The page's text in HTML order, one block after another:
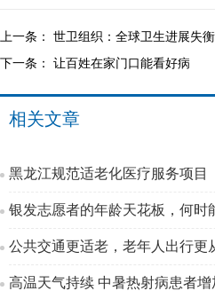
上一条： 世卫组织：全球卫生进展失
下一条： 让百姓在家门口能看好病
相关文章
黑龙江规范适老化医疗服务项目
银发志愿者的年龄天花板，何时
公共交通更适老，老年人出行更
高温天气持续 中暑热射病患者增